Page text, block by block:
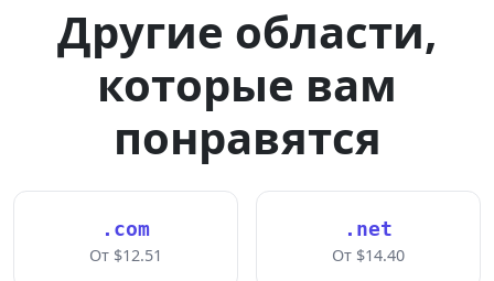
Другие области,
которые вам
понравятся
.com
От $12.51
.net
От $14.40